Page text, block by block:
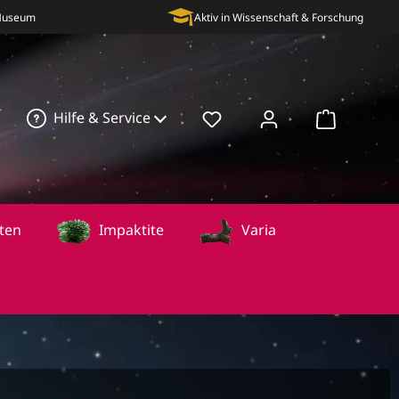
Aktiv in Wissenschaft & Forschung
Hilfe & Service
Impaktite Varia